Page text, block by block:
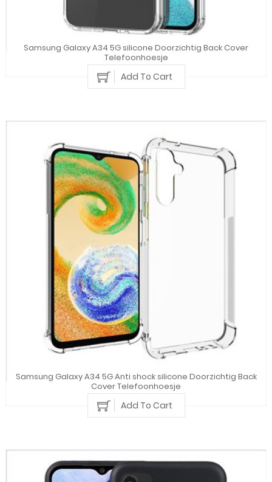
Samsung Galaxy A34 5G silicone Doorzichtig Back Cover
Telefoonhoesje
Add To Cart
Samsung Galaxy A34 5G Anti shock silicone Doorzichtig Back
Cover Telefoonhoesje
Add To Cart